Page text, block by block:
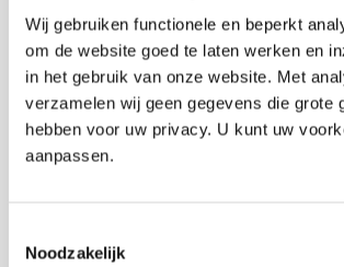
Wij gebruiken functionele en beperkt
om de website goed te laten werken en
in het gebruik van onze website. Met
verzamelen wij geen gegevens die grote
hebben voor uw privacy. U kunt uw
aanpassen.
Noodzakelijk